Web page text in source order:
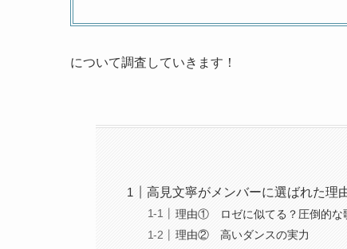
について調査していきます！
高見文寧がメンバーに選ばれた理
理由① ロゼに似てる？圧倒的な
理由② 高いダンスの実力